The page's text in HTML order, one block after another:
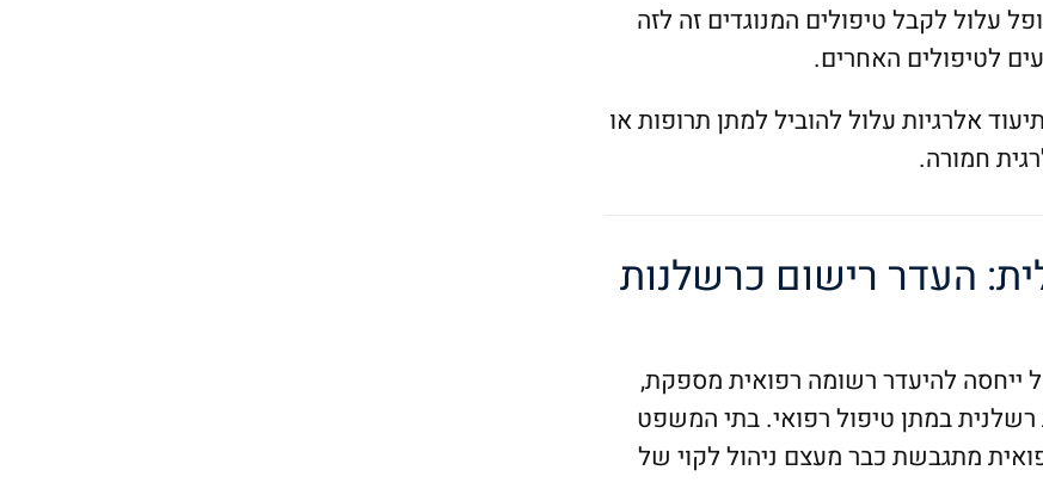
עלול לקבל טיפולים המנוגדים זה לזה
לטיפולים האחרים.
אלרגיות עלול להוביל למתן תרופות או
חמורה.
העדר רישום כרשלנות
להיעדר רשומה רפואית מספקת,
במתן טיפול רפואי. בתי המשפט
מתגבשת כבר מעצם ניהול לקוי של